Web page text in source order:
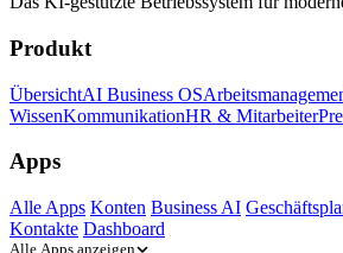
Produkt
ÜbersichtAI Business OS
WissenKommunikationHR & Mitarbeiter
Apps
Alle Apps Konten Business AI
Kontakte Dashboard
Alle Apps anzeigen